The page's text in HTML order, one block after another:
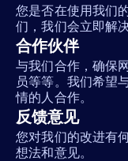
您是否在使用我们
们，我们会立即解决
合作伙伴
与我们合作，确保
员等等。我们希望
情的人合作。
反馈意见
您对我们的改进有
想法和意见。